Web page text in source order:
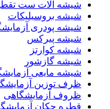
شیشه آلات ست
شیشه بروسیلیکات
شیشه پودری
شیشه پیرکس
شیشه کوارتز
شیشه گازشور
شیشه مایعی
ظرف توزین
ظروف آزمایشگاهی
قطره چکان